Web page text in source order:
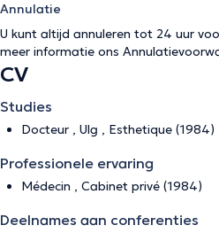
Annulatie
U kunt altijd annuleren tot 24 uur
meer informatie ons
CV
Studies
Docteur , Ulg , Esthetique (1984)
Professionele ervaring
Médecin , Cabinet privé (1984)
Deelnames aan conferenties